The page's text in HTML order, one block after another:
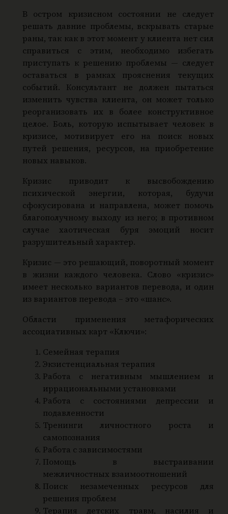
В остром кризисном состоянии не следует
решать давние проблемы, вскрывать старые
раны, так как в этот момент у клиента нет сил
справиться с этим, необходимо избегать
приступать к решению проблемы — следует
оставаться в рамках прояснения текущих
событий. Консультант не должен пытаться
изменить чувства клиента, он может только
реорганизовать их в более конструктивное
целое. Боль, которую испытывает человек в
кризисе, мотивирует его на поиск новых
путей решения, ресурсов, на приобретение
новых навыков.
Кризис приводит к высвобождению
психической энергии, которая, будучи
сфокусирована и направлена, может помочь
благополучному выходу из него; в противном
случае хаотическая буря эмоций носит
разрушительный характер.
Кризис — это решающий, поворотный момент
в жизни каждого человека. Слово «кризис»
имеет несколько вариантов перевода, и один
из вариантов перевода – это «шанс».
Области применения метафорических
ассоциативных карт «Ключи»:
Семейная терапия
Экзистенциальная терапия
Работа с негативным мышлением и
иррациональными установками
Работа с состояниями депрессии и
подавленности
Тренинги личностного роста и
самопознания
Работа с зависимостями
Помощь в выстраивании
межличностных взаимоотношений
Поиск незамеченных ресурсов для
решения проблем
Терапия детских травм, насилия и